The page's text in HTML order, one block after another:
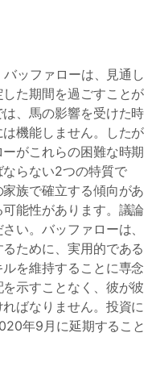
ッファローは、見通し
た期間を過ごすことが
、馬の影響を受けた時
機能しません。したが
がこれらの困難な時期
らない2つの特質で
族で確立する傾向があ
能性があります。議論
い。バッファローは、
ために、実用的である
を維持することに専念
示すことなく、彼が彼
ばなりません。投資に
年9月に延期すること